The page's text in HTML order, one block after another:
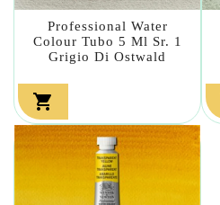
Professional Water
Colour Tubo 5 Ml Sr. 1
Grigio Di Ostwald
